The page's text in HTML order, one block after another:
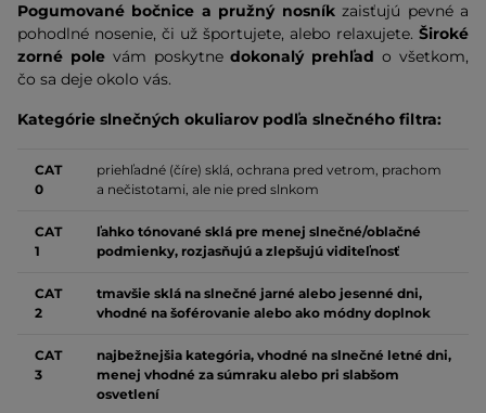
Pogumované bočnice a pružný nosníkzaisťujú pevné a
pohodlné nosenie, či už športujete, alebo relaxujete. Široké
zorné polevám poskytnedokonalý prehľado všetkom,
čo sa deje okolo vás.
Kategórie slnečných okuliarov podľa slnečného filtra:
CAT
0
priehľadné (číre) sklá, ochrana pred vetrom, prachom
a nečistotami, ale nie pred slnkom
CAT
1
ľahko tónované sklá pre menej slnečné/oblačné
podmienky, rozjasňujú a zlepšujú viditeľnosť
CAT
2
tmavšie sklá na slnečné jarné alebo jesenné dni,
vhodné na šoférovanie alebo ako módny doplnok
CAT
3
najbežnejšia kategória, vhodné na slnečné letné dni,
menej vhodné za súmraku alebo pri slabšom
osvetlení